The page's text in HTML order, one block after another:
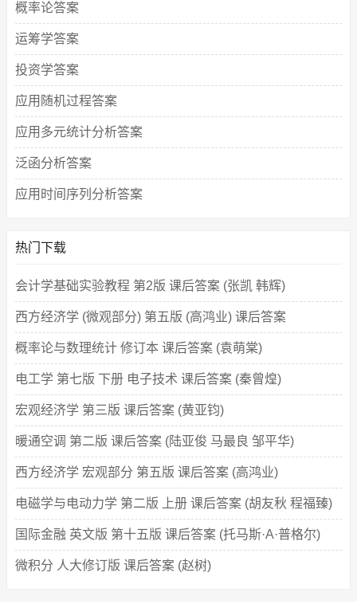
概率论答案
运筹学答案
投资学答案
应用随机过程答案
应用多元统计分析答案
泛函分析答案
应用时间序列分析答案
热门下载
会计学基础实验教程 第2版 课后答案 (张凯 韩辉)
西方经济学 (微观部分) 第五版 (高鸿业) 课后答案
概率论与数理统计 修订本 课后答案 (袁萌棠)
电工学 第七版 下册 电子技术 课后答案 (秦曾煌)
宏观经济学 第三版 课后答案 (黄亚钧)
暖通空调 第二版 课后答案 (陆亚俊 马最良 邹平华)
西方经济学 宏观部分 第五版 课后答案 (高鸿业)
电磁学与电动力学 第二版 上册 课后答案 (胡友秋 程福臻)
国际金融 英文版 第十五版 课后答案 (托马斯·A·普格尔)
微积分 人大修订版 课后答案 (赵树)